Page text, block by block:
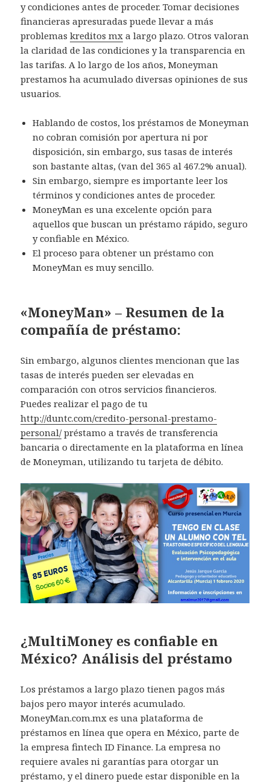
y condiciones antes de proceder. Tomar decisiones
financieras apresuradas puede llevar a más
problemaskreditos mx a largo plazo. Otros valoran
la claridad de las condiciones y la transparencia en
las tarifas. A lo largo de los años, Moneyman
prestamos ha acumulado diversas opiniones de sus
usuarios.
Hablando de costos, los préstamos de Moneyman
no cobran comisión por apertura ni por
disposición, sin embargo, sus tasas de interés
son bastante altas, (van del 365 al 467.2% anual).
Sin embargo, siempre es importante leer los
términos y condiciones antes de proceder.
MoneyMan es una excelente opción para
aquellos que buscan un préstamo rápido, seguro
y confiable en México.
El proceso para obtener un préstamo con
MoneyMan es muy sencillo.
«MoneyMan» – Resumen de la
compañía de préstamo:
Sin embargo, algunos clientes mencionan que las
tasas de interés pueden ser elevadas en
comparación con otros servicios financieros.
Puedes realizar el pago de tu
http://duntc.com/credito-personal-prestamo-
personal/préstamo a través de transferencia
bancaria o directamente en la plataforma en línea
de Moneyman, utilizando tu tarjeta de débito.
¿MultiMoney es confiable en
México? Análisis del préstamo
Los préstamos a largo plazo tienen pagos más
bajos pero mayor interés acumulado.
MoneyMan.com.mx es una plataforma de
préstamos en línea que opera en México, parte de
la empresa fintech ID Finance. La empresa no
requiere avales ni garantías para otorgar un
préstamo, y el dinero puede estar disponible en la